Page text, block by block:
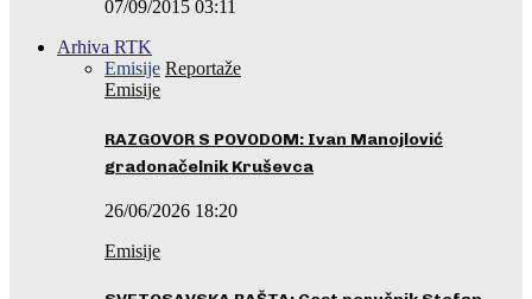
07/09/2015 03:11
Arhiva RTK
Emisije Reportaže
Emisije
RAZGOVOR S POVODOM: Ivan Manojlović
gradonačelnik Kruševca
26/06/2026 18:20
Emisije